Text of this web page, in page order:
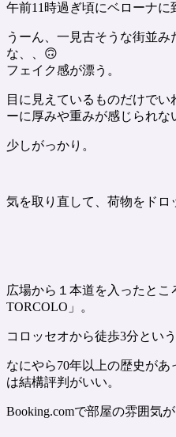
午前11時過ぎ頃にベローナに
うーん、一見古そうな街並
な、、🙃
フェイク感が漂う。
目に見えているものだけで
ーに厚みや重みが感じられな
少しがっかり。
気を取り直して、荷物をドロ
広場から１本道を入ったと
TORCOLO」。
コロッセオから徒歩3分とい
なにやら70年以上の歴史が
は結構評判がいい。
Booking.comで部屋の雰囲気